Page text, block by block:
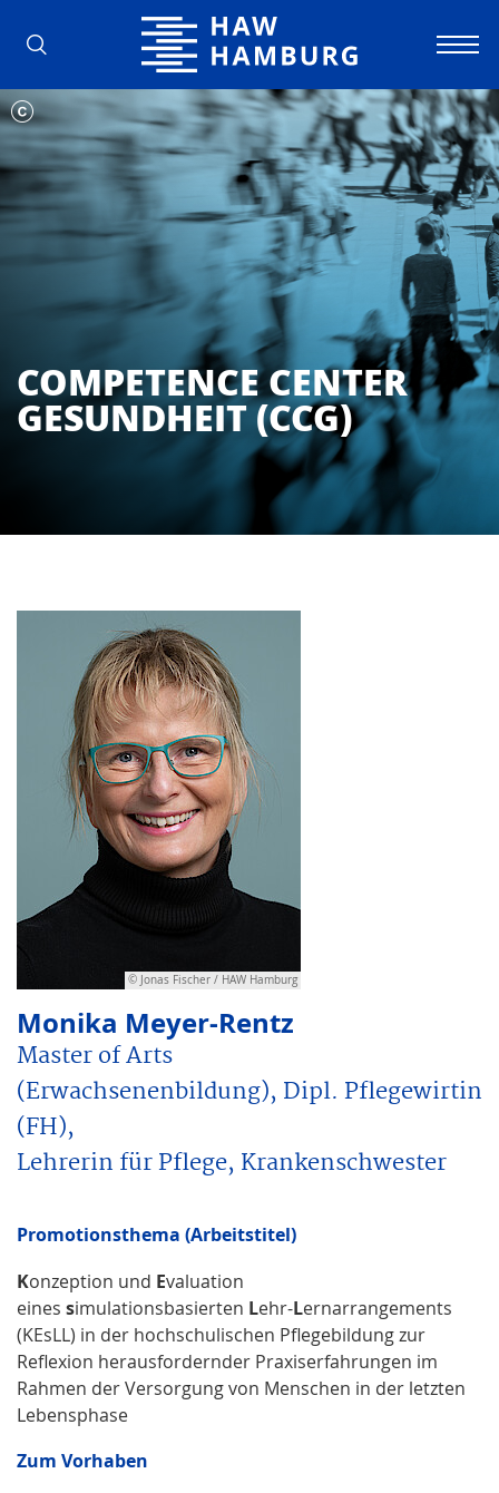
Hochschule für Angewandte
COMPETENCE CENTER
GESUNDHEIT (CCG)
© Jonas Fischer / HAW Hamburg
Monika Meyer-Rentz
Master of Arts
(Erwachsenenbildung), Dipl. Pflegewirtin
(FH),
Lehrerin für Pflege, Krankenschwester
Promotionsthema (Arbeitstitel)
Konzeption und Evaluation
eines simulationsbasierten Lehr-Lernarrangements
(KEsLL) in der hochschulischen Pflegebildung zur
Reflexion herausfordernder Praxiserfahrungen im
Rahmen der Versorgung von Menschen in der letzten
Lebensphase
Zum Vorhaben